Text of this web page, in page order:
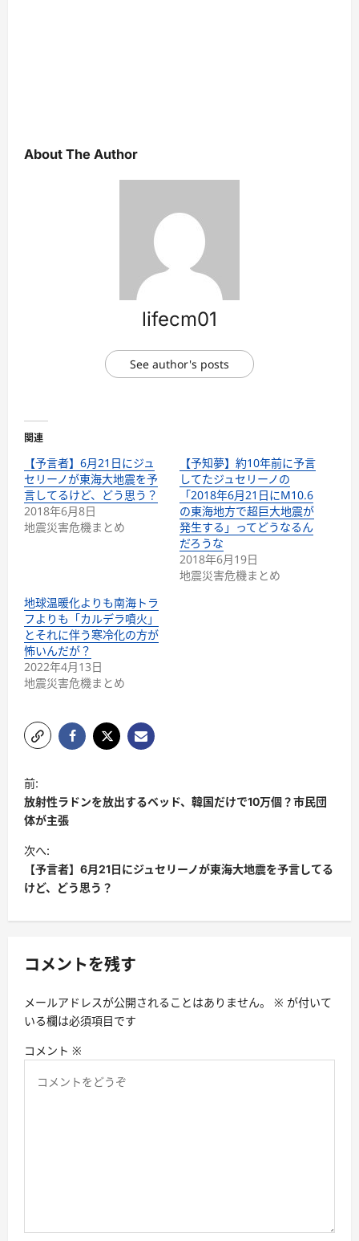
About The Author
lifecm01
See author's posts
関連
【予言者】6月21日にジュ
セリーノが東海大地震を予
言してるけど、どう思う？
2018年6月8日
地震災害危機まとめ
【予知夢】約10年前に予言
してたジュセリーノの
「2018年6月21日にM10.6
の東海地方で超巨大地震が
発生する」ってどうなるん
だろうな
2018年6月19日
地震災害危機まとめ
地球温暖化よりも南海トラ
フよりも「カルデラ噴火」
とそれに伴う寒冷化の方が
怖いんだが？
2022年4月13日
地震災害危機まとめ
前:
放射性ラドンを放出するベッド、韓国だけで10万個？市民団
体が主張
次へ:
【予言者】6月21日にジュセリーノが東海大地震を予言してる
けど、どう思う？
コメントを残す
メールアドレスが公開されることはありません。 ※ が付いて
いる欄は必須項目です
コメント ※